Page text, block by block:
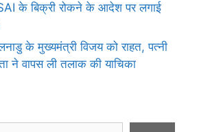
के बिक्री रोकने के आदेश पर लगाई
के मुख्यमंत्री विजय को राहत, पत्नी
ने वापस ली तलाक की याचिका